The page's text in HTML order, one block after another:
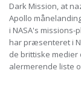
Dark Mission, at
Apollo
i NASA's
har præsenteret i
de brittiske medier
alermerende liste